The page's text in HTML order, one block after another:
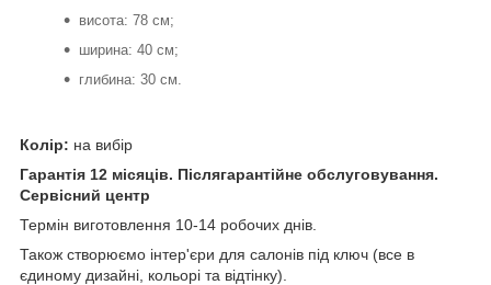
висота: 78 см;
ширина: 40 см;
глибина: 30 см.
Колір: на вибір
Гарантія 12 місяців. Післягарантійне обслуговування.
Сервісний центр
Термін виготовлення 10-14 робочих днів.
Також створюємо інтер'єри для салонів під ключ (все в
єдиному дизайні, кольорі та відтінку).